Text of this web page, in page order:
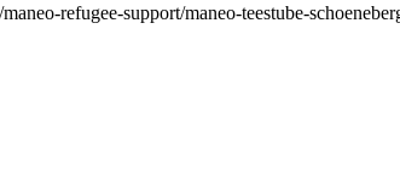
refugee-support/maneo-teestube-